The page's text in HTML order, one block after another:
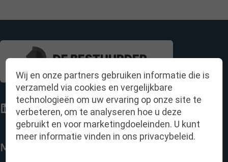
Menu
Wij en onze partners gebruiken informatie die is
verzameld via cookies en vergelijkbare
technologieën om uw ervaring op onze site te
verbeteren, om te analyseren hoe u deze
gebruikt en voor marketingdoeleinden. U kunt
meer informatie vinden in ons privacybeleid.